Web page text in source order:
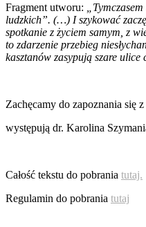
Fragment utworu:
ludzkich”. (…) I szykować
spotkanie z życiem samym, z
to zdarzenie przebieg
kasztanów zasypują szare
Zachęcamy do zapoznania się
występują dr. Karolina
Całość tekstu do pobrania tutaj.
Regulamin do pobrania tutaj